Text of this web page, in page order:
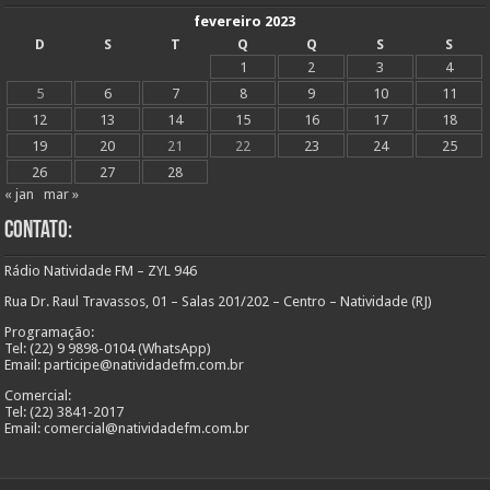
fevereiro 2023
D
S T Q Q S
S
1
2 3
4
5
6 7 8 9 10
11
12
13 14 15 16 17
18
19
20 21 22 23 24
25
26
27
28
« jan
mar »
Contato:
Rádio Natividade FM – ZYL 946
Rua Dr. Raul Travassos, 01 – Salas 201/202 – Centro – Natividade (RJ)
Programação:
Tel: (22) 9 9898-0104 (WhatsApp)
Email: participe@natividadefm.com.br
Comercial:
Tel: (22) 3841-2017
Email: comercial@natividadefm.com.br